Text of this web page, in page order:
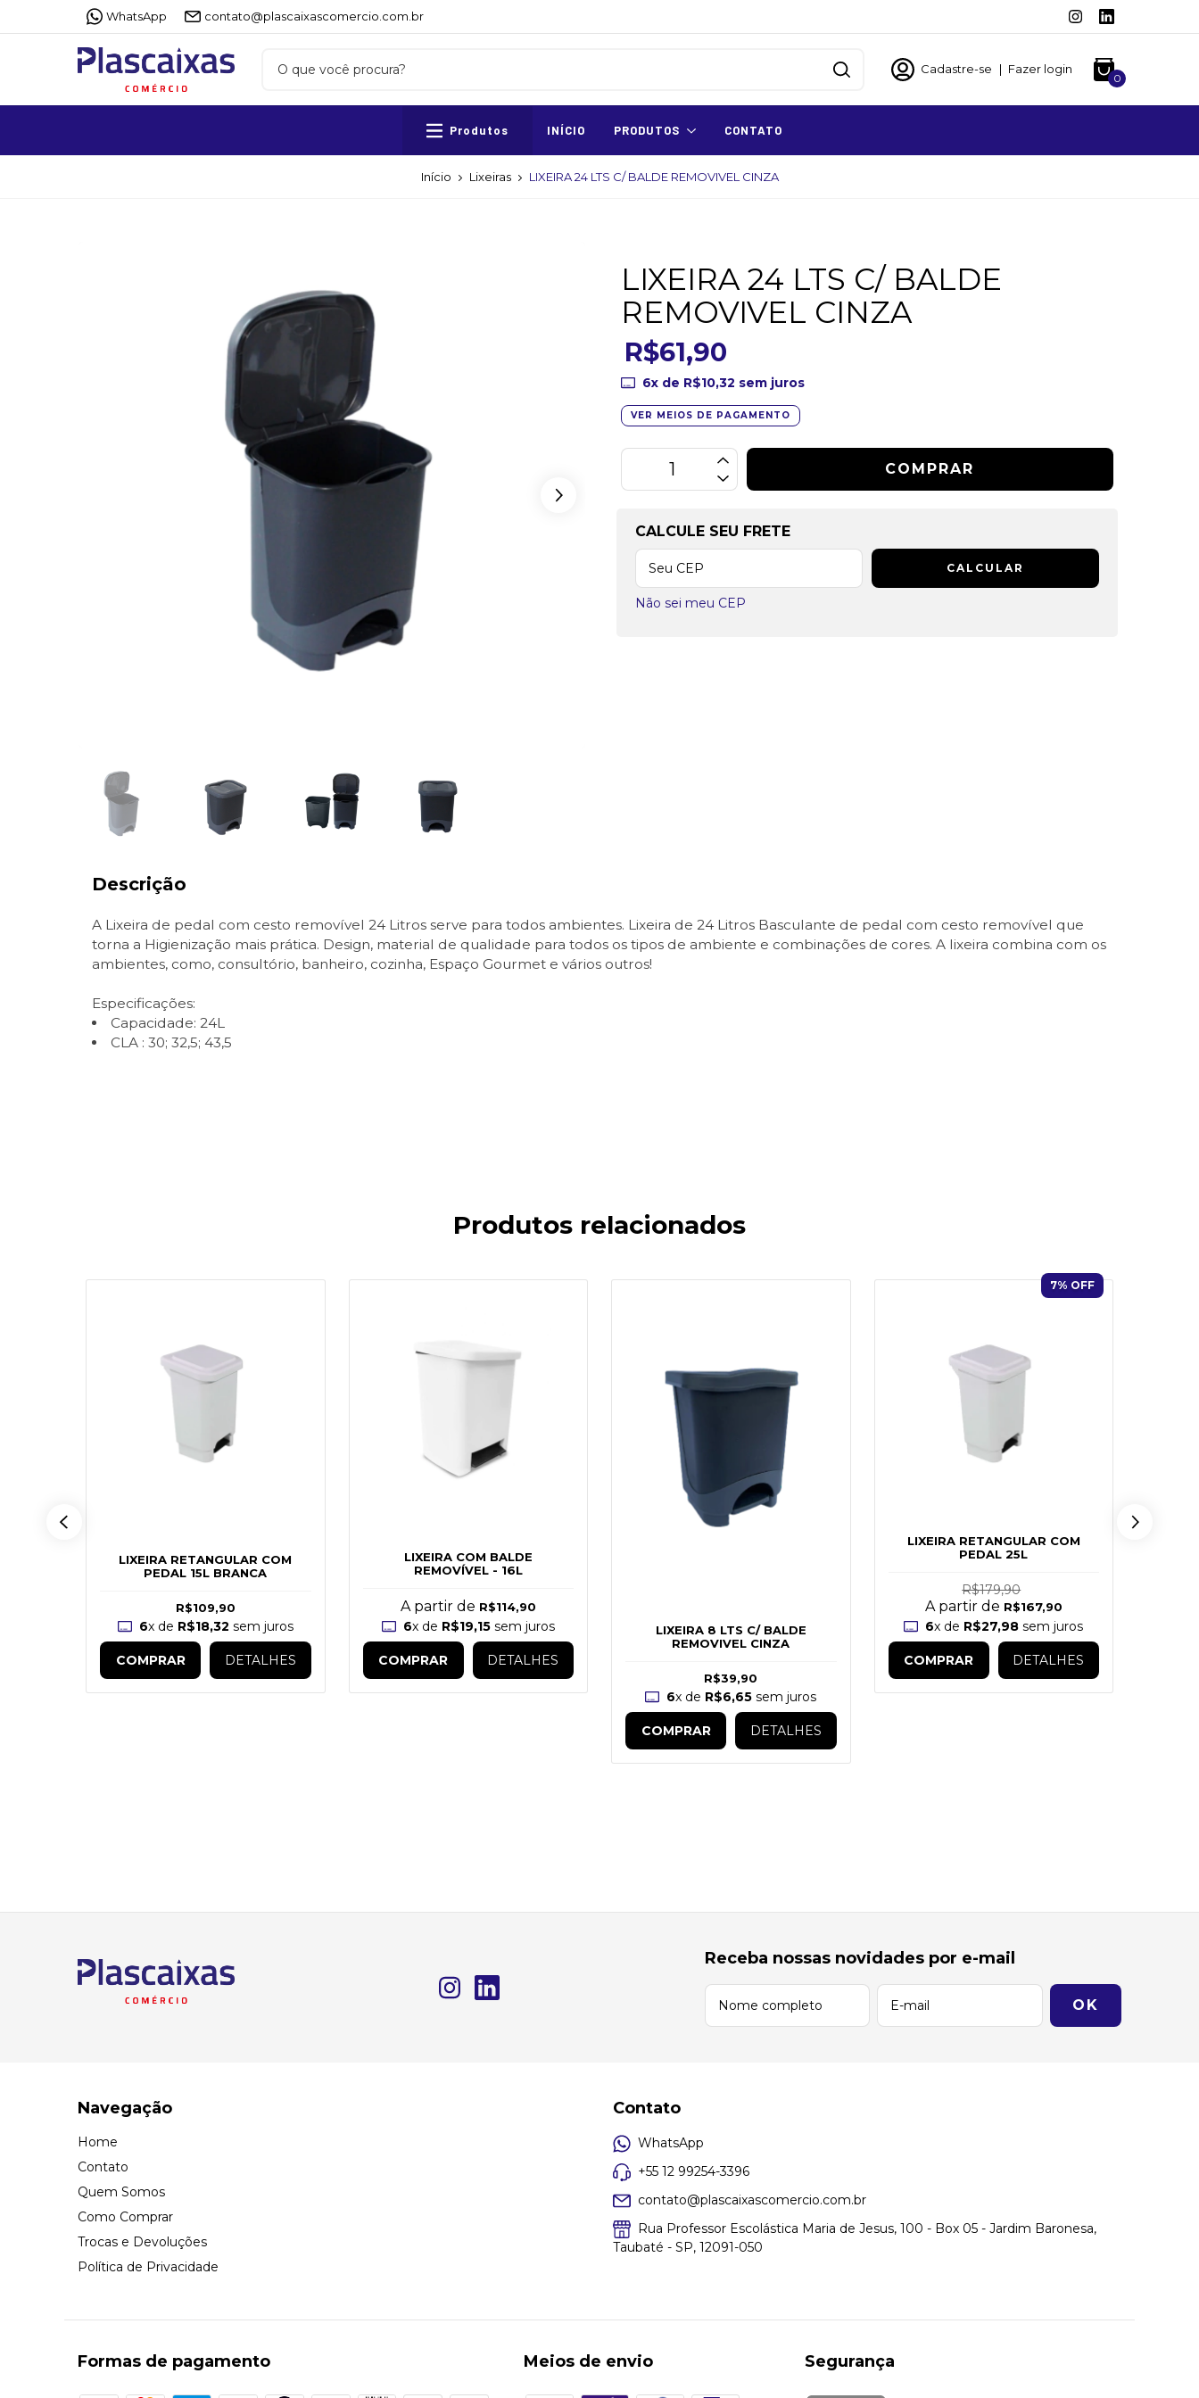
WhatsApp contato@plascaixascomercio.com.br
Cadastre-se | Fazer login
0
Produtos INÍCIO PRODUTOS CONTATO
Início Lixeiras LIXEIRA 24 LTS C/ BALDE REMOVIVEL CINZA
LIXEIRA 24 LTS C/ BALDE
REMOVIVEL CINZA
R$61,90
6x de R$10,32 sem juros
VER MEIOS DE PAGAMENTO
CALCULE SEU FRETE
CALCULAR
Não sei meu CEP
Descrição
A Lixeira de pedal com cesto removível 24 Litros serve para todos ambientes. Lixeira de 24 Litros Basculante de pedal com cesto removível que
torna a Higienização mais prática. Design, material de qualidade para todos os tipos de ambiente e combinações de cores. A lixeira combina com os
ambientes, como, consultório, banheiro, cozinha, Espaço Gourmet e vários outros!
Especificações:
Capacidade: 24L
CLA : 30; 32,5; 43,5
Produtos relacionados
LIXEIRA RETANGULAR COM
PEDAL 15L BRANCA
R$109,90
6x de R$18,32 sem juros
COMPRAR DETALHES
LIXEIRA COM BALDE
REMOVÍVEL - 16L
A partir de R$114,90
6x de R$19,15sem juros
COMPRAR DETALHES
LIXEIRA 8 LTS C/ BALDE
REMOVIVEL CINZA
R$39,90
6x de R$6,65 sem juros
COMPRAR DETALHES
7% OFF
LIXEIRA RETANGULAR COM
PEDAL 25L
R$179,90
A partir de R$167,90
6x de R$27,98 sem juros
COMPRAR DETALHES
Receba nossas novidades por e-mail
Navegação
Home
Contato
Quem Somos
Como Comprar
Trocas e Devoluções
Política de Privacidade
Contato
WhatsApp
+55 12 99254-3396
contato@plascaixascomercio.com.br
Rua Professor Escolástica Maria de Jesus, 100 - Box 05 - Jardim Baronesa,
Taubaté - SP, 12091-050
Formas de pagamento Meios de envio Segurança